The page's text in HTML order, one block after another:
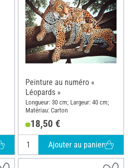
Peinture au numéro «
Léopards »
Longueur: 30 cm; Largeur: 40 cm;
Matériau: Carton
18,50 €
Ajouter au panier